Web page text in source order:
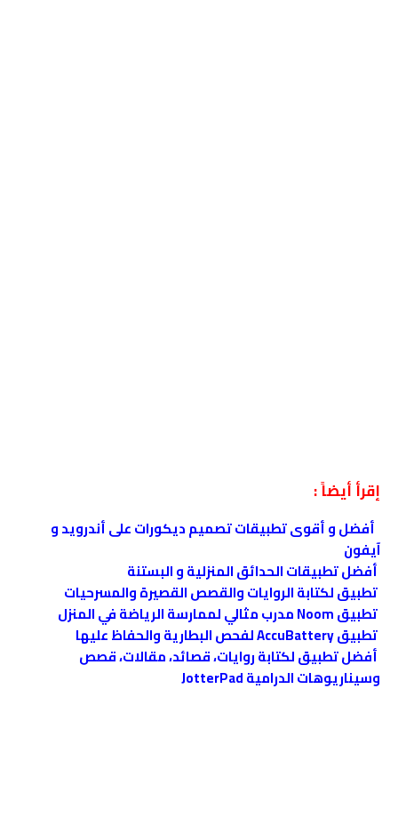
إقرأ أيضاً :
أفضل و أقوى تطبيقات تصميم ديكورات على أندرويد و
آيفون
أفضل تطبيقات الحدائق المنزلية و البستنة
تطبيق لكتابة الروايات والقصص القصيرة والمسرحيات
تطبيق Noom مدرب مثالي لممارسة الرياضة في المنزل
تطبيق AccuBattery لفحص البطارية والحفاظ عليها
أفضل تطبيق لكتابة روايات، قصائد، مقالات، قصص
وسيناريوهات الدرامية JotterPad